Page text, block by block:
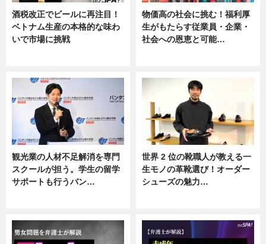
酒税改正でビールに再注目！
ベトナム生産の本格的な味わ
いで市場に挑戦
物価高の社会に挑む！福利厚
生がもたらす従業員・企業・
社会への恩恵と可能…
観光業の人材不足解消を専門
スクールが担う。学生の留学
サポートも行うバン…
世界 2 位の靴職人が教える一
生モノの革靴選び！オーダー
シューズの魅力…